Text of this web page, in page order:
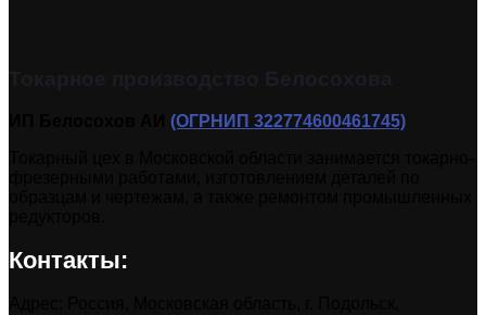
(ОГРНИП 322774600461745)
Контакты: